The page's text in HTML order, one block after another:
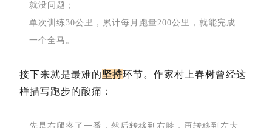
就没问题；
单次训练30公里，累计每月跑量200公里，就能完成
一个全马。
接下来就是最难的坚持环节。作家村上春树曾经这
样描写跑步的酸痛：
先是右腿疼了一番，然后转移到右膝，再转移到左大